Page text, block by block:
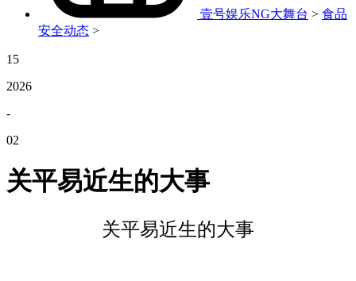
壹号娱乐NG大舞台 > 食品
安全动态 >
15
2026
-
02
关平易近生的大事
关平易近生的大事